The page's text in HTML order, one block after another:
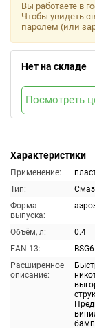
Характеристики
Применение:
Тип:
Форма
выпуска:
Объём, л:
0.4
EAN-13:
Расширенное
описание:
Вы работаете в
Чтобы увидеть
паролем (или
Нет на складе
Посмотреть